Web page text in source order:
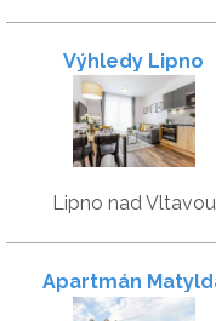
Výhledy Lipno
Lipno nad Vltavou
Apartmán